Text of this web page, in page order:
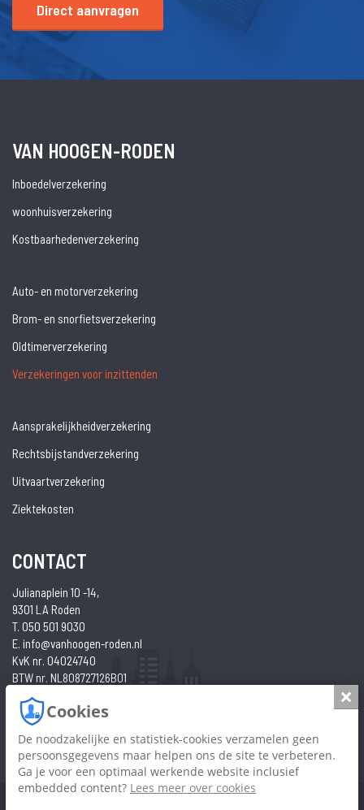
Direct aanvragen
VAN HOOGEN-RODEN
Inboedelverzekering
woonhuisverzekering
Kostbaarhedenverzekering
Auto- en motorverzekering
Brom- en snorfietsverzekering
Oldtimerverzekering
Verzekeringen voor inzittenden
Aansprakelijkheidverzekering
Rechtsbijstandverzekering
Uitvaartverzekering
Ziektekosten
CONTACT
Julianaplein 10 -14,
9301 LA Roden
T. 050 501 9030
E. info@vanhoogen-roden.nl
KvK nr. 04024740
BTW nr. NL808727126B01
Cookies
Privacy
Cookies
De noodzakelijke en statistiek-cookies verzamelen geen
persoonsgegevens maar helpen ons de site te verbeteren.
Ga je voor een optimaal werkende website inclusief
embedded content? Lees meer over cookies